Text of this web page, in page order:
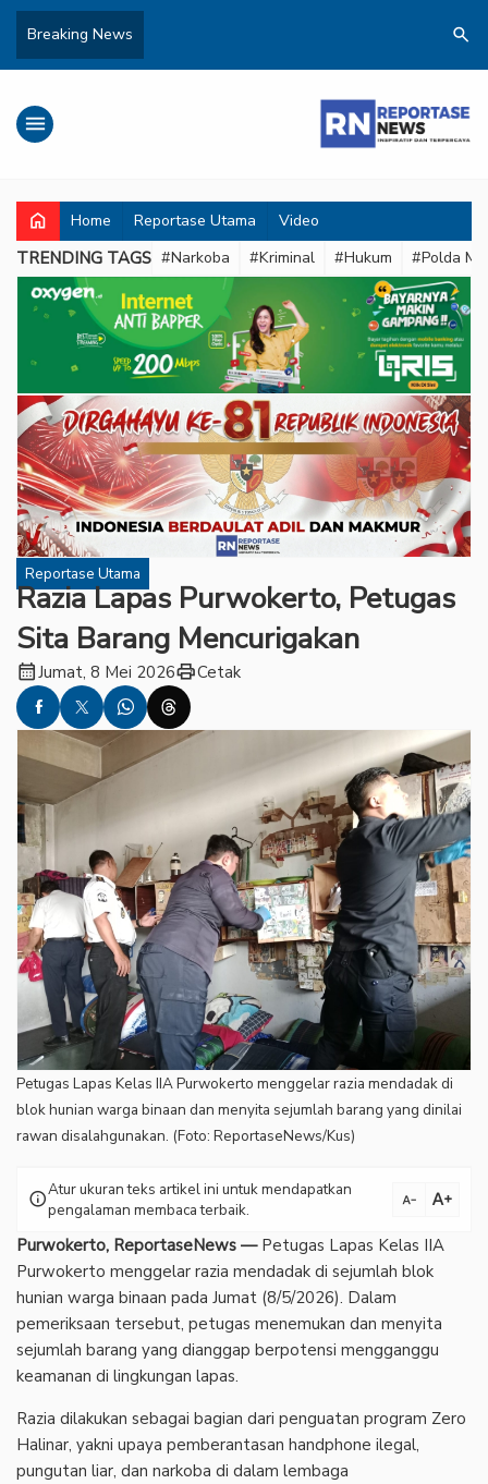
Breaking News search
menu
home Home Reportase Utama Video
TRENDING TAGS #Narkoba #Kriminal #Hukum #Polda
Reportase Utama
Razia Lapas Purwokerto, Petugas
Sita Barang Mencurigakan
calendar_monthJumat, 8 Mei 2026printCetak
Petugas Lapas Kelas IIA Purwokerto menggelar razia mendadak di
blok hunian warga binaan dan menyita sejumlah barang yang dinilai
rawan disalahgunakan. (Foto: ReportaseNews/Kus)
infoAtur ukuran teks artikel ini untuk mendapatkan
pengalaman membaca terbaik.
text_decrease text_increase
Purwokerto, ReportaseNews —Petugas Lapas Kelas IIA
Purwokerto menggelar razia mendadak di sejumlah blok
hunian warga binaan pada Jumat (8/5/2026). Dalam
pemeriksaan tersebut, petugas menemukan dan menyita
sejumlah barang yang dianggap berpotensi mengganggu
keamanan di lingkungan lapas.
‎Razia dilakukan sebagai bagian dari penguatan program Zero
Halinar, yakni upaya pemberantasan handphone ilegal,
pungutan liar, dan narkoba di dalam lembaga